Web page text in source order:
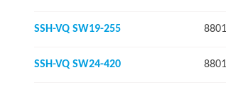
SSH-VQ SW19-255
SSH-VQ SW24-420